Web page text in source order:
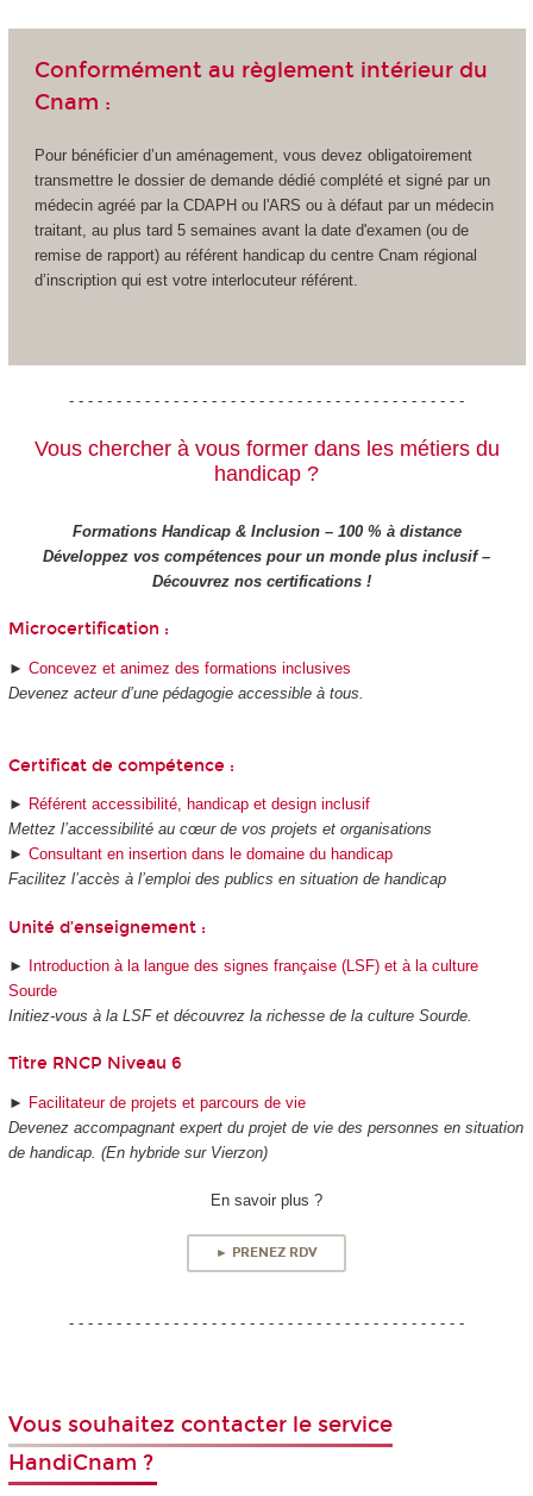
Conformément au règlement intérieur du
Cnam :
Pour bénéficier d’un aménagement, vous devez obligatoirement
transmettre le dossier de demande dédié complété et signé par un
médecin agréé par la CDAPH ou l'ARS ou à défaut par un médecin
traitant, au plus tard 5 semaines avant la date d'examen (ou de
remise de rapport) au référent handicap du centre Cnam régional
d’inscription qui est votre interlocuteur référent.
- - - - - - - - - - - - - - - - - - - - - - - - - - - - - - - - - - - - - - - - - -
Vous chercher à vous former dans les métiers du
handicap ?
Formations Handicap & Inclusion – 100 % à distance
Développez vos compétences pour un monde plus inclusif –
Découvrez nos certifications !
Microcertification :
► Concevez et animez des formations inclusives
Devenez acteur d’une pédagogie accessible à tous.
Certificat de compétence :
► Référent accessibilité, handicap et design inclusif
Mettez l’accessibilité au cœur de vos projets et organisations
► Consultant en insertion dans le domaine du handicap
Facilitez l’accès à l’emploi des publics en situation de handicap
Unité d’enseignement :
►
Introduction à la langue des signes française (LSF) et à la culture
Sourde
Initiez-vous à la LSF et découvrez la richesse de la culture Sourde.
Titre RNCP Niveau 6
► Facilitateur de projets et parcours de vie
Devenez accompagnant expert du projet de vie des personnes en situation
de handicap. (En hybride sur Vierzon)
En savoir plus ?
► PRENEZ RDV
- - - - - - - - - - - - - - - - - - - - - - - - - - - - - - - - - - - - - - - - - -
Vous souhaitez contacter le service
HandiCnam ?